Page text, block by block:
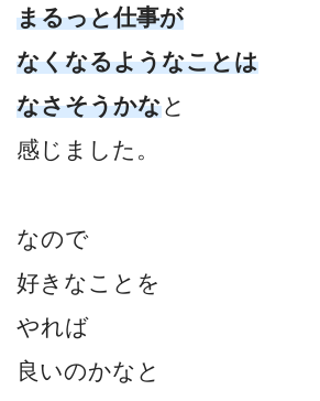
まるっと仕事が
なくなるようなことは
なさそうかなと
感じました。
なので
好きなことを
やれば
良いのかなと